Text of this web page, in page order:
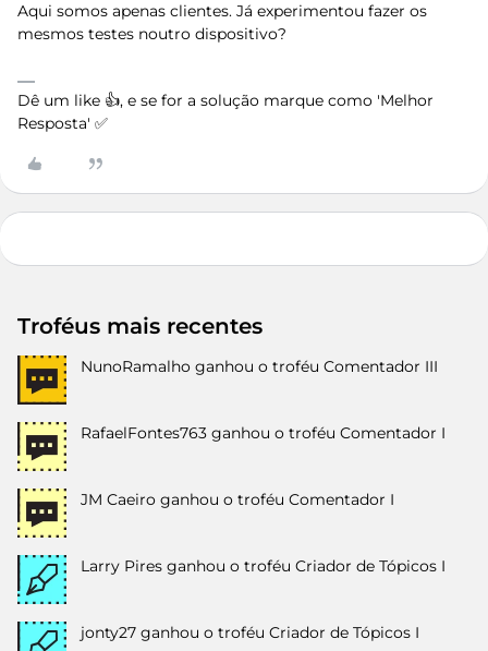
Aqui somos apenas clientes. Já experimentou fazer os
mesmos testes noutro dispositivo?
Dê um like 👍, e se for a solução marque como 'Melhor
Resposta' ✅
Troféus mais recentes
NunoRamalho ganhou o troféu Comentador III
RafaelFontes763 ganhou o troféu Comentador I
JM Caeiro ganhou o troféu Comentador I
Larry Pires ganhou o troféu Criador de Tópicos I
jonty27 ganhou o troféu Criador de Tópicos I